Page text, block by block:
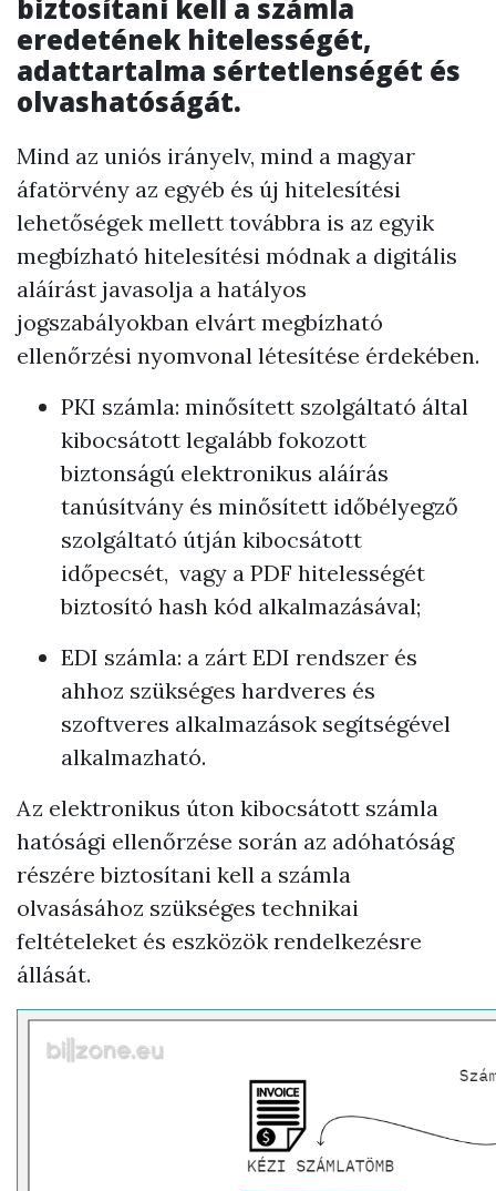
biztosítani kell a számla
eredetének hitelességét,
adattartalma sértetlenségét és
olvashatóságát.
Mind az uniós irányelv, mind a magyar
áfatörvény az egyéb és új hitelesítési
lehetőségek mellett továbbra is az egyik
megbízható hitelesítési módnak a digitális
aláírást javasolja a hatályos
jogszabályokban elvárt megbízható
ellenőrzési nyomvonal létesítése érdekében.
PKI számla: minősített szolgáltató által
kibocsátott legalább fokozott
biztonságú elektronikus aláírás
tanúsítvány és minősített időbélyegző
szolgáltató útján kibocsátott
időpecsét, vagy a PDF hitelességét
biztosító hash kód alkalmazásával;
EDI számla: a zárt EDI rendszer és
ahhoz szükséges hardveres és
szoftveres alkalmazások segítségével
alkalmazható.
Az elektronikus úton kibocsátott számla
hatósági ellenőrzése során az adóhatóság
részére biztosítani kell a számla
olvasásához szükséges technikai
feltételeket és eszközök rendelkezésre
állását.